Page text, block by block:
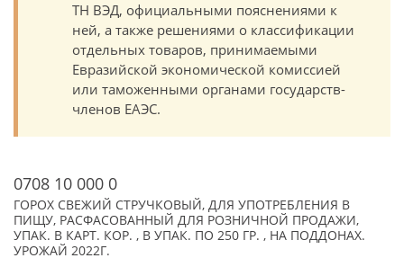
ТН ВЭД, официальными пояснениями к
ней, а также решениями о классификации
отдельных товаров, принимаемыми
Евразийской экономической комиссией
или таможенными органами государств-
членов ЕАЭС.
0708 10 000 0
ГОРОХ СВЕЖИЙ СТРУЧКОВЫЙ, ДЛЯ УПОТРЕБЛЕНИЯ В
ПИЩУ, РАСФАСОВАННЫЙ ДЛЯ РОЗНИЧНОЙ ПРОДАЖИ,
УПАК. В КАРТ. КОР. , В УПАК. ПО 250 ГР. , НА ПОДДОНАХ.
УРОЖАЙ 2022Г.